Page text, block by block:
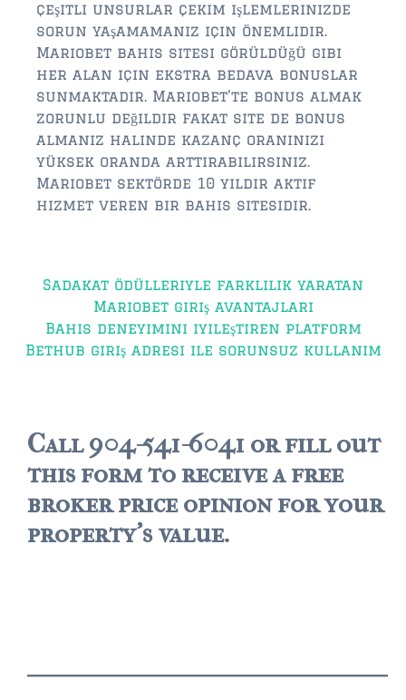
çeşitli unsurlar çekim işlemlerinizde
sorun yaşamamanız için önemlidir.
Mariobet bahis sitesi görüldüğü gibi
her alan için ekstra bedava bonuslar
sunmaktadır. Mariobet’te bonus almak
zorunlu değildir fakat site de bonus
almanız halinde kazanç oranınızı
yüksek oranda arttırabilirsiniz.
Mariobet sektörde 10 yıldır aktif
hizmet veren bir bahis sitesidir.
Post
navigation
Sadakat ödülleriyle farklılık yaratan
Mariobet giriş avantajları
Bahis deneyimini iyileştiren platform
Bethub giriş adresi ile sorunsuz kullanım
Call 904-541-6041 or fill out
this form to receive a free
broker price opinion for your
property's value.